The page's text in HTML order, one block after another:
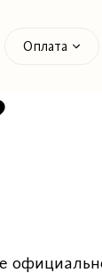
Оплата